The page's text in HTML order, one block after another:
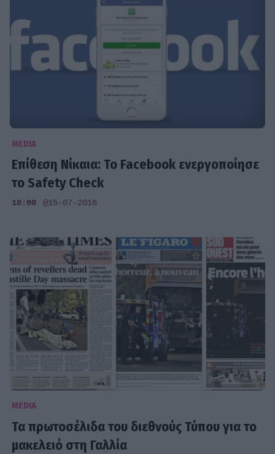
MEDIA
Επίθεση Νίκαια: Το Facebook ενεργοποίησε
το Safety Check
10:00 @15-07-2016
MEDIA
Τα πρωτοσέλιδα του διεθνούς Τύπου για το
μακελειό στη Γαλλία